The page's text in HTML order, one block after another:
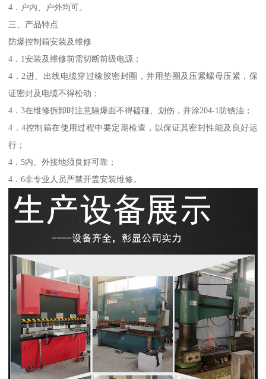
4．户内、户外均可。
三、产品特点
防爆控制箱安装及维修
4．1安装及维修前需切断前级电源；
4．2进、出线电缆穿过橡胶密封圈，并用垫圈及压紧螺母压紧，保
证密封及电缆不得松动；
4．3在维修拆卸时注意隔爆面不得磕碰、划伤，并涂204-1防锈油；
4．4控制箱在使用过程中要定期检查，以保证其密封性能及良好运
行；
4．5内、外接地须良好可靠；
4．6非专业人员严禁开盖安装维修。